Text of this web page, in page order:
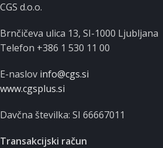
CGS d.o.o.
Brnčičeva ulica 13, SI-1000 Ljubljana
Telefon +386 1 530 11 00
E-naslov info@cgs.si
www.cgsplus.si
Davčna številka: SI 66667011
Transakcijski račun